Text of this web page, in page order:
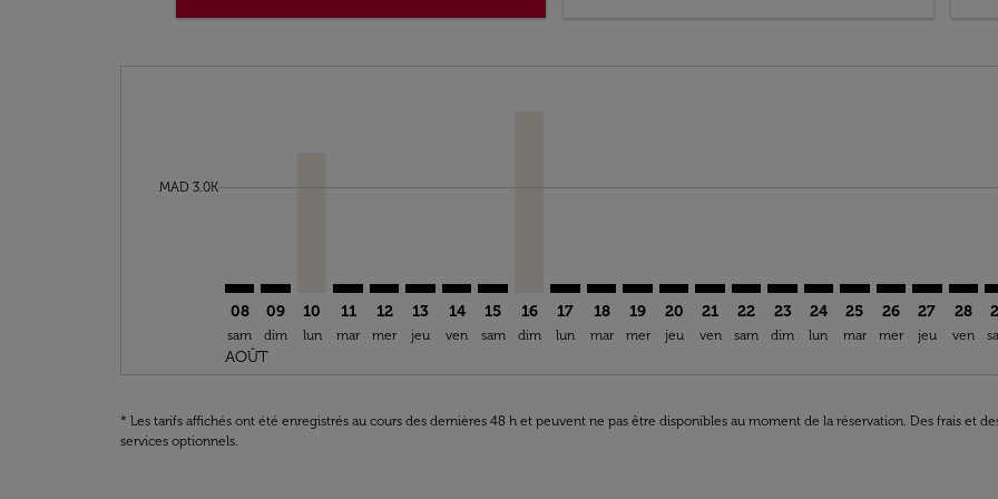
MAD 3.0Kcmp-daily-histogram-bars-legend-min-price-aria-label MAD 3.0K
08
sam
AOÛT
09
dim
10
lun
11
mar
12
mer
13
jeu
14
ven
15
sam
16
dim
17
lun
18
mar
CMN–MAN: cmp-view-offers-disclaimer.
19
mer
CMN–MAN: cmp-view-offers-disclaimer.
20
jeu
CMN–MAN: cmp-view-offers-
21
ven
CMN–MAN: cmp-view-offers-
22
sam
CMN–MAN: cmp-view-
23
dim
CMN–MAN: cmp-
24
lun
CMN–MAN: cmp-
25
mar
CMN–MAN:
26
mer
27
jeu
28
ven
* Les tarifs affichés ont été enregistrés au cours des dernières 48 h et peuvent ne pas être disponibles au moment de la réservation. Des frais et
services optionnels.